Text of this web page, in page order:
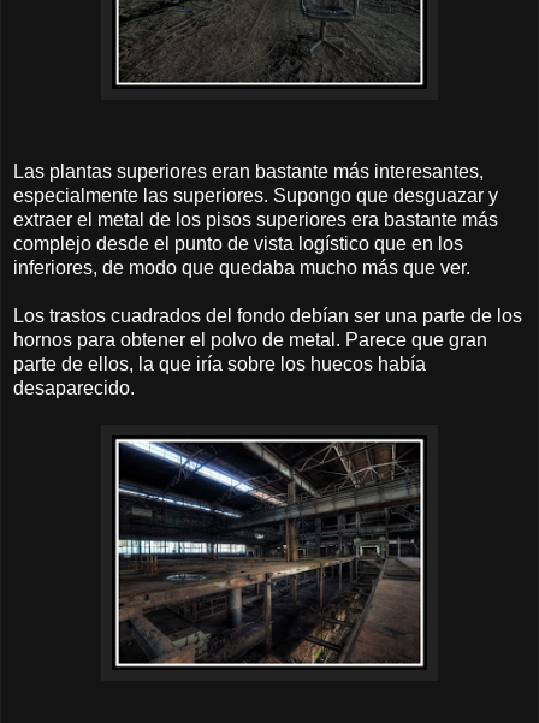
Las plantas superiores eran bastante más interesantes,
especialmente las superiores. Supongo que desguazar y
extraer el metal de los pisos superiores era bastante más
complejo desde el punto de vista logístico que en los
inferiores, de modo que quedaba mucho más que ver.
Los trastos cuadrados del fondo debían ser una parte de los
hornos para obtener el polvo de metal. Parece que gran
parte de ellos, la que iría sobre los huecos había
desaparecido.